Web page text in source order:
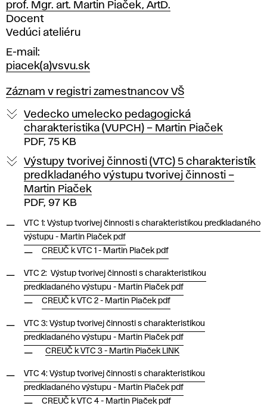
prof. Mgr. art. Martin Piaček, ArtD.
Pozícia
Docent
Vedúci ateliéru
E-mail
piacek(a)vsvu.sk
Záznam v registri zamestnancov VŠ
Vedecko umelecko pedagogická
charakteristika (VUPCH) – Martin Piaček
PDF, 75 KB
Výstupy tvorivej činnosti (VTC) 5 charakteristík
predkladaného výstupu tvorivej činnosti –
Martin Piaček
PDF, 97 KB
VTC 1: Výstup tvorivej činnosti s charakteristikou predkladaného
výstupu - Martin Piaček pdf
CREUČ k VTC 1 - Martin Piaček pdf
VTC 2: Výstup tvorivej činnosti s charakteristikou
predkladaného výstupu - Martin Piaček pdf
CREUČ k VTC 2 - Martin Piaček pdf
VTC 3: Výstup tvorivej činnosti s charakteristikou
predkladaného výstupu - Martin Piaček pdf
CREUČ k VTC 3 - Martin Piaček LINK
VTC 4: Výstup tvorivej činnosti s charakteristikou
predkladaného výstupu - Martin Piaček pdf
CREUČ k VTC 4 - Martin Piaček pdf